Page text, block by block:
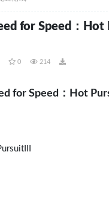
for Speed：
0 214
for Speed：Hot